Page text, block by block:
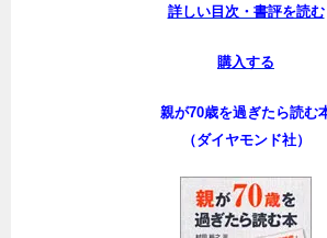
詳しい目次・書評を読む
購入する
親が70歳を過ぎたら読む
（ダイヤモンド社）